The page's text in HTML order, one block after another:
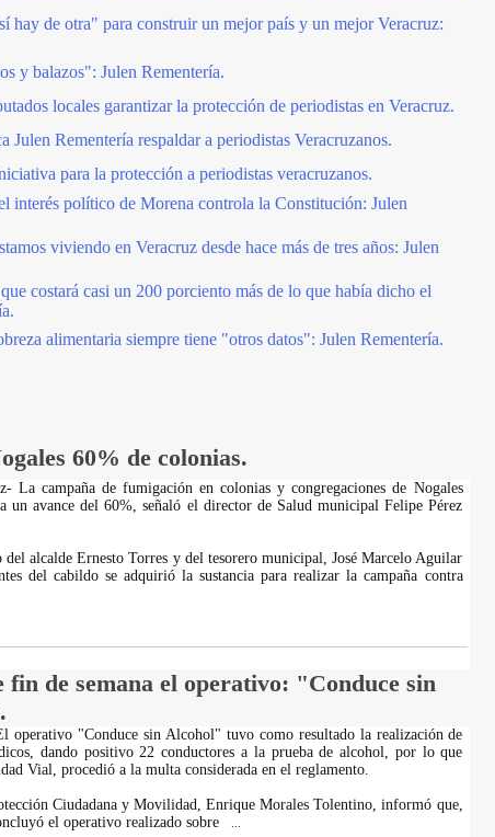
hay de otra" para construir un mejor país y un mejor Veracruz:
y balazos": Julen Rementería.
locales garantizar la protección de periodistas en Veracruz.
Julen Rementería respaldar a periodistas Veracruzanos.
para la protección a periodistas veracruzanos.
interés político de Morena controla la Constitución: Julen
viviendo en Veracruz desde hace más de tres años: Julen
costará casi un 200 porciento más de lo que había dicho el
alimentaria siempre tiene "otros datos": Julen Rementería.
60% de colonias.
La campaña de fumigación en colonias y congregaciones de Nogales
un avance del 60%, señaló el director de Salud municipal Felipe Pérez
del alcalde Ernesto Torres y del tesorero municipal, José Marcelo Aguilar
del cabildo se adquirió la sustancia para realizar la campaña contra
fin de semana el operativo: "Conduce sin
operativo "Conduce sin Alcohol" tuvo como resultado la realización de
dando positivo 22 conductores a la prueba de alcohol, por lo que
Vial, procedió a la multa considerada en el reglamento.
Ciudadana y Movilidad, Enrique Morales Tolentino, informó que,
el operativo realizado sobre